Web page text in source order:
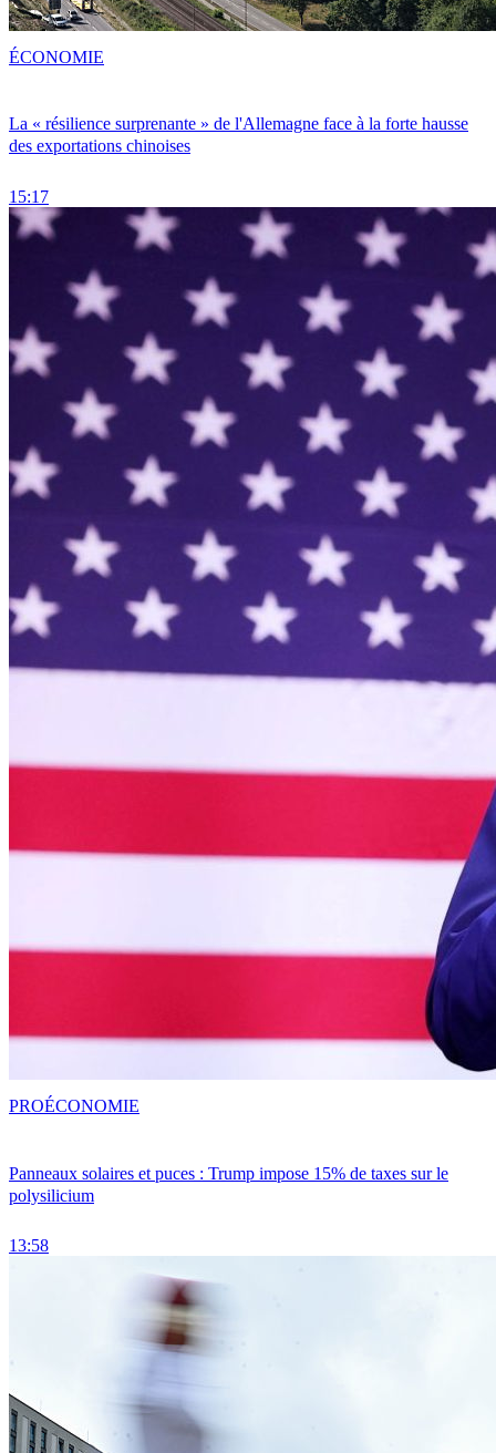
La « résilience surprenante » de l'Allemagne face à la forte hausse
des exportations chinoises
15:17
ÉCONOMIE
Panneaux solaires et puces : Trump impose 15% de taxes sur le
polysilicium
13:58
PROÉCONOMIE